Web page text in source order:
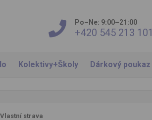
Po–Ne: 9:00–21:00
+420 545 213 101
Kolektivy+Školy Dárkový poukaz
Vlastní strava